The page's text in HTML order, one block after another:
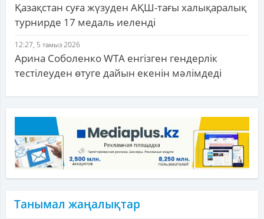
Қазақстан суға жүзуден АҚШ-тағы халықаралық
турнирде 17 медаль иеленді
12:27, 5 тамыз 2026
Арина Соболенко WTA енгізген гендерлік
тестілеуден өтуге дайын екенін мәлімдеді
Танымал жаңалықтар